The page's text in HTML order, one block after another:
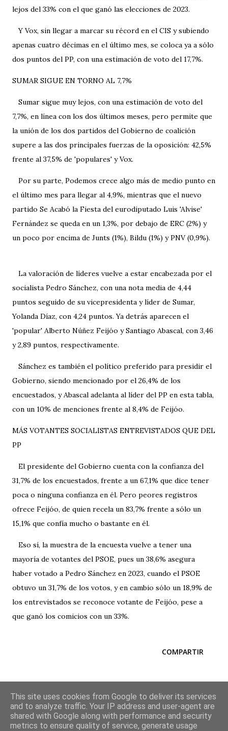
lejos del 33% con el que ganó las elecciones de 2023.
Y Vox, sin llegar a marcar su récord en el CIS y subiendo
apenas cuatro décimas en el último mes, se coloca ya a sólo
dos puntos del PP, con una estimación de voto del 17,7%.
SUMAR SIGUE EN TORNO AL 7,7%
Sumar sigue muy lejos, con una estimación de voto del
7,7%, en línea con los dos últimos meses, pero permite que
la unión de los dos partidos del Gobierno de coalición
supere a las dos principales fuerzas de la oposición: 42,5%
frente al 37,5% de 'populares' y Vox.
Por su parte, Podemos crece algo más de medio punto en
el último mes para llegar al 4,9%, mientras que el nuevo
partido Se Acabó la Fiesta del eurodiputado Luis 'Alvise'
Fernández se queda en un 1,3%, por debajo de ERC (2%) y
un poco por encima de Junts (1%), Bildu (1%) y PNV (0,9%).
La valoración de líderes vuelve a estar encabezada por el
socialista Pedro Sánchez, con una nota media de 4,44
puntos seguido de su vicepresidenta y líder de Sumar,
Yolanda Díaz, con 4,24 puntos. Ya detrás aparecen el
'popular' Alberto Núñez Feijóo y Santiago Abascal, con 3,46
y 2,89 puntos, respectivamente.
Sánchez es también el político preferido para presidir el
Gobierno, siendo mencionado por el 26,4% de los
encuestados, y Abascal adelanta al líder del PP en esta tabla,
con un 10% de menciones frente al 8,4% de Feijóo.
MÁS VOTANTES SOCIALISTAS ENTREVISTADOS QUE DEL
PP
El presidente del Gobierno cuenta con la confianza del
31,7% de los encuestados, frente a un 67,1% que dice tener
poca o ninguna confianza en él. Pero peores registros
ofrece Feijóo, de quien recela un 83,7% frente a sólo un
15,1% que confía mucho o bastante en él.
Eso sí, la muestra de la encuesta vuelve a tener una
mayoría de votantes del PSOE, pues un 38,6% asegura
haber votado a Pedro Sánchez en 2023, cuando el PSOE
obtuvo un 31,7% de los votos, y en cambio sólo un 18,9% de
los entrevistados se reconoce votante de Feijóo, pese a
que ganó los comicios con un 33%.
COMPARTIR
agencia GS COMUNICACIÓN E INVESTIGACIÓN
Periodismo de datos
Estudios Sociales y de Opinión Pública
Edición y Redacción Servicios de Comunicación
This site uses cookies from Google to deliver its services
and to analyze traffic. Your IP address and user-agent are
shared with Google along with performance and security
metrics to ensure quality of service, generate usage